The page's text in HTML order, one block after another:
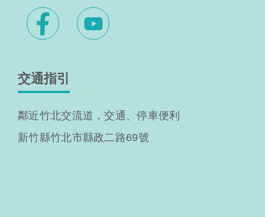
交通指引
鄰近竹北交流道，交通、停車便利
新竹縣竹北市縣政二路69號